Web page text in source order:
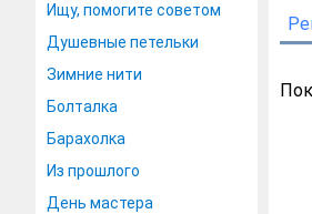
Ищу, помогите советом
Душевные петельки
Зимние нити
Болталка
Барахолка
Из прошлого
День мастера